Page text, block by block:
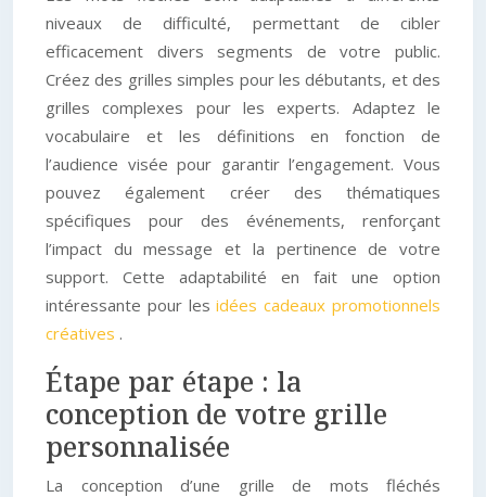
niveaux de difficulté, permettant de cibler
efficacement divers segments de votre public.
Créez des grilles simples pour les débutants, et des
grilles complexes pour les experts. Adaptez le
vocabulaire et les définitions en fonction de
l’audience visée pour garantir l’engagement. Vous
pouvez également créer des thématiques
spécifiques pour des événements, renforçant
l’impact du message et la pertinence de votre
support. Cette adaptabilité en fait une option
intéressante pour lesidées cadeaux promotionnels
créatives .
Étape par étape : la
conception de votre grille
personnalisée
La conception d’une grille de mots fléchés